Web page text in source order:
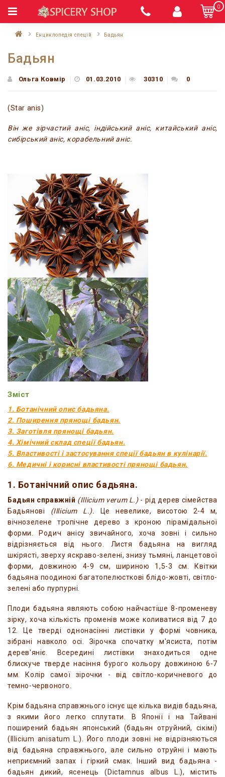
0
Енциклопедія спецій Бадьян
Бадьян
Ольга Ковмір 01.03.2010 30310 0
(Star anis)
Він же зірчастий аніс, індійський аніс, китайський аніс,
сибірський аніс, корабельний аніс.
Зміст
1. Ботанічний опис бадьяна.
2. Поширення прянощі бадьян.
3. Заготівля прянощі бадьян.
4. Хімічний склад спеції бадьян.
5. Властивості і застосування спеції бадьян в кулінарії.
6. Медичні і корисні властивості прянощі бадьян.
1. Ботанічний опис бадьяна.
Бадьян справжній (Illicium verum L.)- рід дерев сімейства
Бадьянові (Illicium L.). Це невелике, висотою 2-4 м,
вічнозелене тропічне дерево з кроною пірамідальної
форми. Родич анісу звичайного, хоча зовні і сильно
відрізняється від нього. Листя бадьяна на вигляд
шкірясті, зверху яскраво-зелені, знизу тьмяні, ланцетової
форми, довжиною 4-9 см, шириною 1,5-3 см. Квітки
бадьяна поодинокі багатопелюсткові блідо-жовті, світло-
зелені або пурпурні.
Плоди бадьяна являють собою найчастіше 8-променеву
зірку, хоча кількість променів може коливатися від 7 до
12. Це тверді однонасінні листівки у формі човника,
зібрані навколо осі. Зірочка спочатку м'ясиста, потім
дерев'яніє. Всередині листівки знаходиться одне
блискуче тверде насіння бурого кольору довжиною 6-7
мм. Колір самої зірочки - від світло-коричневого до
темно-червоного.
Крім бадьяна справжнього існує ще кілька видів бадьяна,
з якими його легко сплутати. В Японії і на Тайвані
поширений бадьян японський (бадьян отруйний, сікімі)
(Illicium anisatum L.). Його плоди зовні не відрізняються
від бадьяна справжнього, але сильно отруйні і мають
неприємний запах і гіркий смак. Інший вид бадьяна -
бадьян дикий, ясенець (Dictamnus albus L.), містить